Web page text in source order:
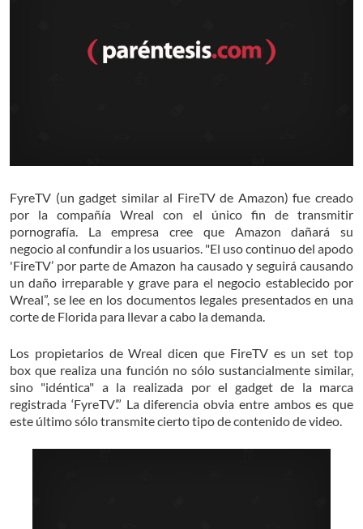
FyreTV (un gadget similar al FireTV de Amazon) fue creado
por la compañía Wreal con el único fin de transmitir
pornografía. La empresa cree que Amazon dañará su
negocio al confundir a los usuarios. "El uso continuo del apodo
'FireTV’ por parte de Amazon ha causado y seguirá causando
un daño irreparable y grave para el negocio establecido por
Wreal”, se lee en los documentos legales presentados en una
corte de Florida para llevar a cabo la demanda.
Los propietarios de Wreal dicen que FireTV es un set top
box que realiza una función no sólo sustancialmente similar,
sino "idéntica" a la realizada por el gadget de la marca
registrada ‘FyreTV’.” La diferencia obvia entre ambos es que
este último sólo transmite cierto tipo de contenido de video.